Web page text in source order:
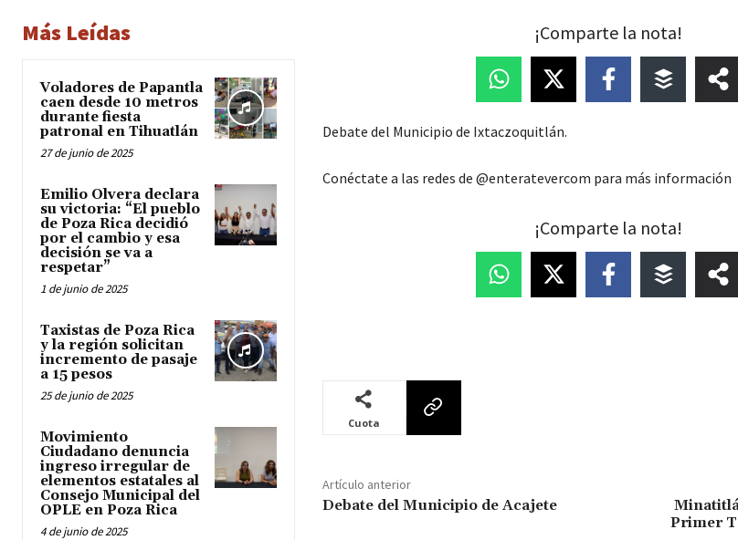
Más Leídas
Voladores de Papantla
caen desde 10 metros
durante fiesta
patronal en Tihuatlán
27 de junio de 2025
Emilio Olvera declara
su victoria: “El pueblo
de Poza Rica decidió
por el cambio y esa
decisión se va a
respetar”
1 de junio de 2025
Taxistas de Poza Rica
y la región solicitan
incremento de pasaje
a 15 pesos
25 de junio de 2025
Movimiento
Ciudadano denuncia
ingreso irregular de
elementos estatales al
Consejo Municipal del
OPLE en Poza Rica
4 de junio de 2025
¡Comparte la nota!
Debate del Municipio de Ixtaczoquitlán.
Conéctate a las redes de @enteratevercom para más información
¡Comparte la nota!
Cuota
Artículo anterior
Debate del Municipio de Acajete
Primer